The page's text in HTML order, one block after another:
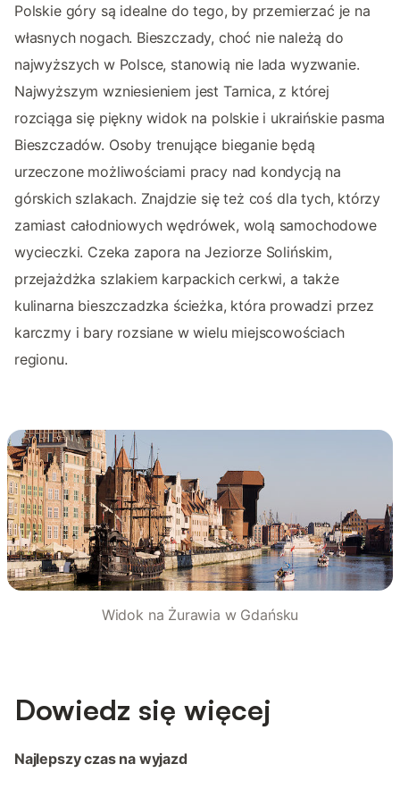
Polskie góry są idealne do tego, by przemierzać je na
własnych nogach. Bieszczady, choć nie należą do
najwyższych w Polsce, stanowią nie lada wyzwanie.
Najwyższym wzniesieniem jest Tarnica, z której
rozciąga się piękny widok na polskie i ukraińskie pasma
Bieszczadów. Osoby trenujące bieganie będą
urzeczone możliwościami pracy nad kondycją na
górskich szlakach. Znajdzie się też coś dla tych, którzy
zamiast całodniowych wędrówek, wolą samochodowe
wycieczki. Czeka zapora na Jeziorze Solińskim,
przejażdżka szlakiem karpackich cerkwi, a także
kulinarna bieszczadzka ścieżka, która prowadzi przez
karczmy i bary rozsiane w wielu miejscowościach
regionu.
Widok na Żurawia w Gdańsku
Dowiedz się więcej
Najlepszy czas na wyjazd